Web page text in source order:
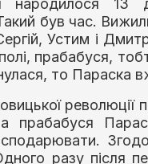
13
був час.
Устим і
прабабуся,
то Параска
а прабабуся
разу після